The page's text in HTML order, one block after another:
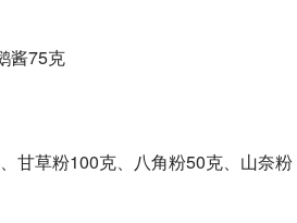
酱75克
甘草粉100克、八角粉50克、山奈粉